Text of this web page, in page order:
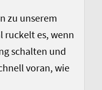
zu unserem
ruckelt es, wenn
schalten und
voran, wie